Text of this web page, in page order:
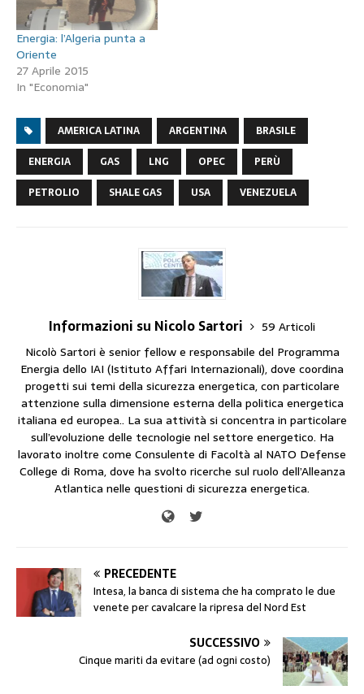
Energia: l’Algeria punta a
Oriente
27 Aprile 2015
In "Economia"
AMERICA LATINA ARGENTINA
BRASILE
ENERGIA
GAS LNG OPEC
PERÙ
PETROLIO
SHALE GAS USA VENEZUELA
Informazioni su Nicolo Sartori
59 Articoli
Nicolò Sartori è senior fellow e responsabile del Programma
Energia dello IAI (Istituto Affari Internazionali), dove coordina
progetti sui temi della sicurezza energetica, con particolare
attenzione sulla dimensione esterna della politica energetica
italiana ed europea.. La sua attività si concentra in particolare
sull’evoluzione delle tecnologie nel settore energetico. Ha
lavorato inoltre come Consulente di Facoltà al NATO Defense
College di Roma, dove ha svolto ricerche sul ruolo dell’Alleanza
Atlantica nelle questioni di sicurezza energetica.
PRECEDENTE
Intesa, la banca di sistema che ha comprato le due
venete per cavalcare la ripresa del Nord Est
SUCCESSIVO
Cinque mariti da evitare (ad ogni costo)